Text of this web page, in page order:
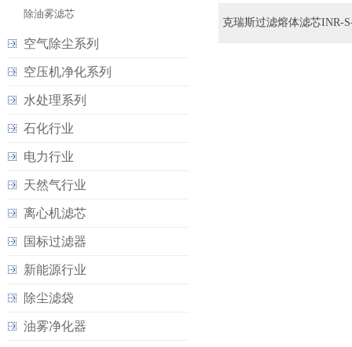
除油雾滤芯
空气除尘系列
空压机净化系列
水处理系列
石化行业
电力行业
天然气行业
离心机滤芯
国标过滤器
新能源行业
除尘滤袋
油雾净化器
克瑞斯过滤熔体滤芯INR-